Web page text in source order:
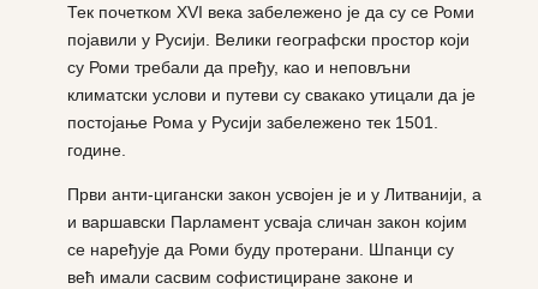
Тек почетком XVI века забележено је да су се Роми
појавили у Русији. Велики географски простор који
су Роми требали да пређу, као и неповљни
климатски услови и путеви су свакако утицали да је
постојање Рома у Русији забележено тек 1501.
године.
Први анти-цигански закон усвојен је и у Литванији, а
и варшавски Парламент усваја сличан закон којим
се наређује да Роми буду протерани. Шпанци су
већ имали сасвим софистициране законе и